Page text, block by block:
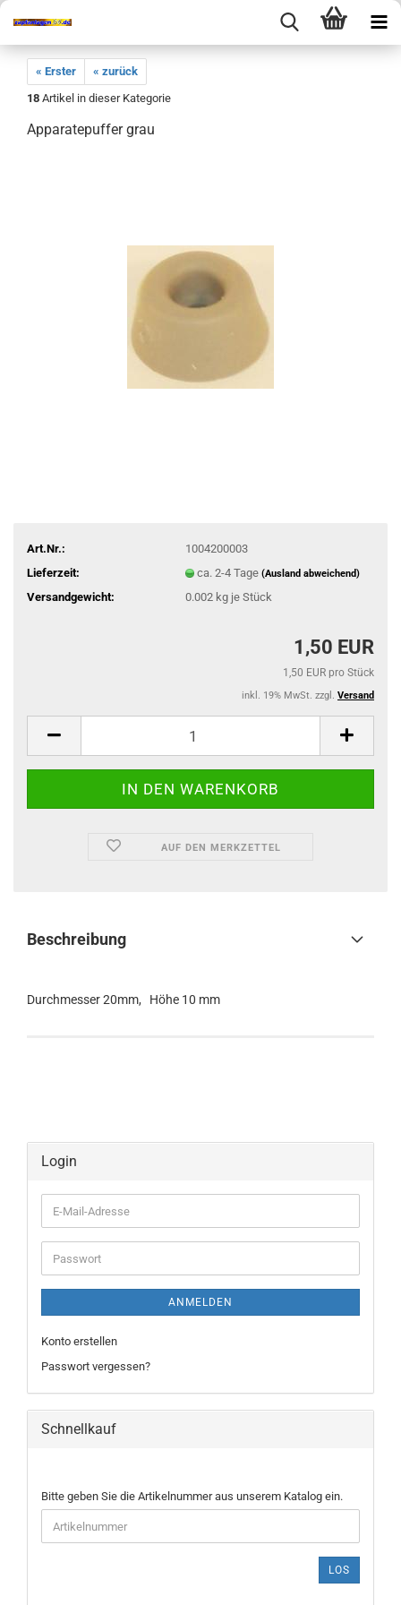
« Erster
« zurück
18 Artikel in dieser Kategorie
Apparatepuffer grau
Art.Nr.:
1004200003
Lieferzeit:
ca. 2-4 Tage (Ausland abweichend)
Versandgewicht: 0.002kg je Stück
1,50 EUR
1,50 EUR pro Stück
inkl. 19% MwSt. zzgl. Versand
AUF DEN MERKZETTEL
Beschreibung
Durchmesser 20mm, Höhe 10 mm
Login
E-
Mail-
Adresse
Passwort
ANMELDEN
Konto erstellen
Passwort vergessen?
Schnellkauf
BITTE
GEBEN
SIE
DIE
Bitte geben Sie die Artikelnummer aus unserem Katalog ein.
LOS